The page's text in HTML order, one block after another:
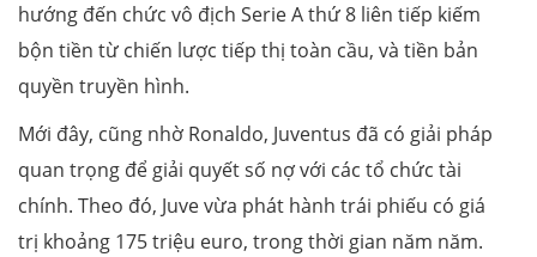
hướng đến chức vô địch Serie A thứ 8 liên tiếp kiếm
bộn tiền từ chiến lược tiếp thị toàn cầu, và tiền bản
quyền truyền hình.
Mới đây, cũng nhờ Ronaldo, Juventus đã có giải pháp
quan trọng để giải quyết số nợ với các tổ chức tài
chính. Theo đó, Juve vừa phát hành trái phiếu có giá
trị khoảng 175 triệu euro, trong thời gian năm năm.